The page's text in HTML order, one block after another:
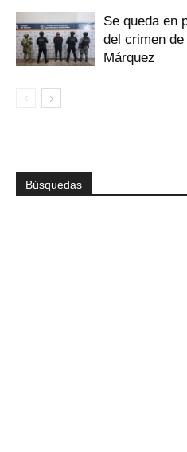
Se queda en
del crimen
Márquez
Búsquedas